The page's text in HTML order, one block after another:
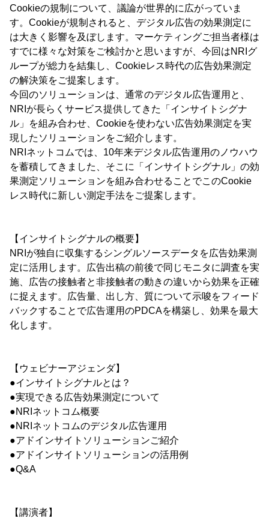
Cookieの規制について、議論が世界的に広がっていま
す。Cookieが規制されると、デジタル広告の効果測定に
は大きく影響を及ぼします。マーケティングご担当者様は
すでに様々な対策をご検討かと思いますが、今回はNRIグ
ループが総力を結集し、Cookieレス時代の広告効果測定
の解決策をご提案します。
今回のソリューションは、通常のデジタル広告運用と、
NRIが長らくサービス提供してきた「インサイトシグナ
ル」を組み合わせ、Cookieを使わない広告効果測定を実
現したソリューションをご紹介します。
NRIネットコムでは、10年来デジタル広告運用のノウハウ
を蓄積してきました、そこに「インサイトシグナル」の効
果測定ソリューションを組み合わせることでこのCookie
レス時代に新しい測定手法をご提案します。
【インサイトシグナルの概要】
NRIが独自に収集するシングルソースデータを広告効果測
定に活用します。広告出稿の前後で同じモニタに調査を実
施、広告の接触者と非接触者の動きの違いから効果を正確
に捉えます。広告量、出し方、質について示唆をフィード
バックすることで広告運用のPDCAを構築し、効果を最大
化します。
【ウェビナーアジェンダ】
●インサイトシグナルとは？
●実現できる広告効果測定について
●NRIネットコム概要
●NRIネットコムのデジタル広告運用
●アドインサイトソリューションご紹介
●アドインサイトソリューションの活用例
●Q&A
【講演者】